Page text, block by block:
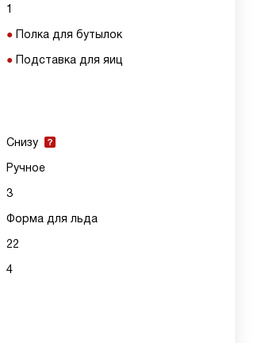
1
Полка для бутылок
Подставка для яиц
Снизу
Ручное
3
Форма для льда
22
4